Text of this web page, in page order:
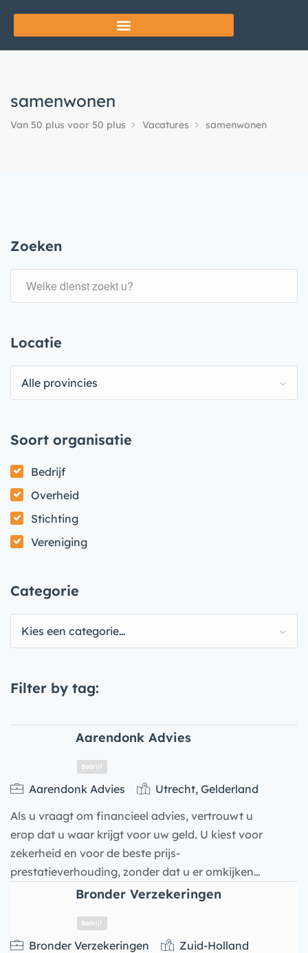
samenwonen
Van 50 plus voor 50 plus Vacatures samenwonen
Zoeken
Locatie
Alle provincies
Soort organisatie
Bedrijf
Overheid
Stichting
Vereniging
Categorie
Kies een categorie…
Filter by tag:
Aarendonk Advies
Bedrijf
Aarendonk Advies
Utrecht, Gelderland
Als u vraagt om financieel advies, vertrouwt u
erop dat u waar krijgt voor uw geld. U kiest voor
zekerheid en voor de beste prijs-
prestatieverhouding, zonder dat u er omkijken…
Bronder Verzekeringen
Bronder Verzekeringen
Zuid-Holland